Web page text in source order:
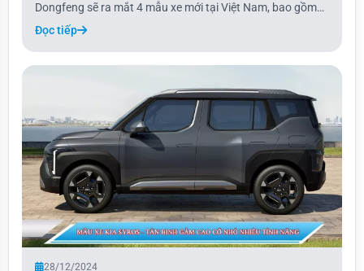
Dongfeng sẽ ra mắt 4 mẫu xe mới tại Việt Nam, bao gồm
Box, E70, Mage và Huge. Là thương hiệu mới nhất gia
nhập thị trường ô tô Việt Nam, Dongfeng mang đến các
dòng xe nhập khẩu hoàn toàn từ Trung Quốc. Ba
Đọc tiếp
28/12/2024